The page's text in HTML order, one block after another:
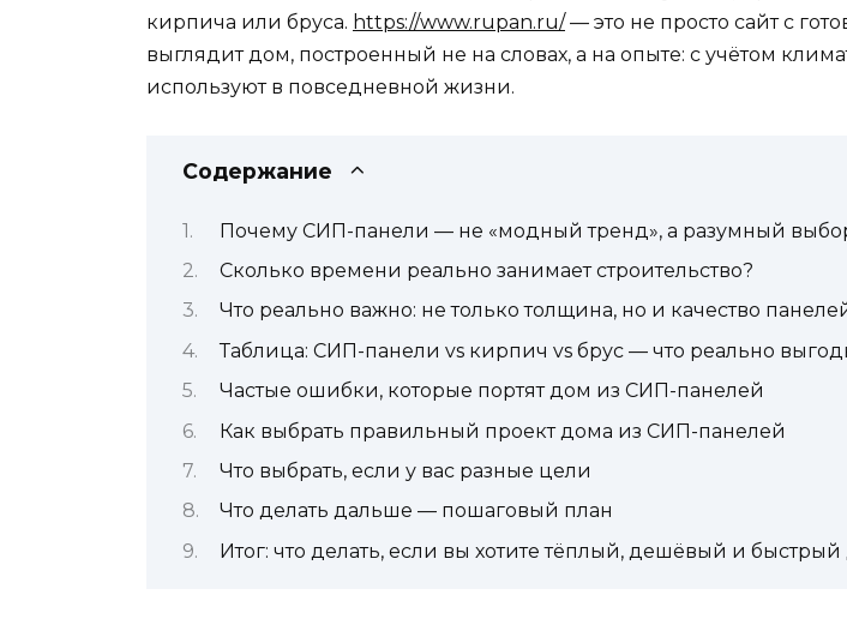
кирпича или бруса. https://www.rupan.ru/— это не просто сайт с
выглядит дом, построенный не на словах, а на опыте: с учётом
используют в повседневной жизни.
Содержание
Почему СИП-панели — не «модный тренд», а разумный
Сколько времени реально занимает строительство?
Что реально важно: не только толщина, но и качество
Таблица: СИП-панели vs кирпич vs брус — что реально
Частые ошибки, которые портят дом из СИП-панелей
Как выбрать правильный проект дома из СИП-панелей
Что выбрать, если у вас разные цели
Что делать дальше — пошаговый план
Итог: что делать, если вы хотите тёплый, дешёвый и